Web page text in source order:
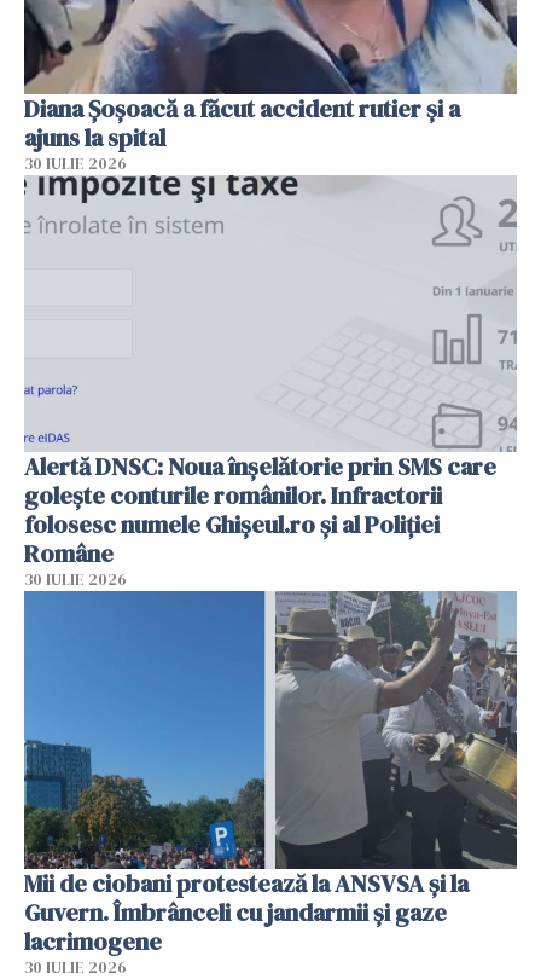
Diana Șoșoacă a făcut accident rutier și a
ajuns la spital
30 IULIE 2026
Alertă DNSC: Noua înșelătorie prin SMS care
golește conturile românilor. Infractorii
folosesc numele Ghișeul.ro și al Poliției
Române
30 IULIE 2026
Mii de ciobani protestează la ANSVSA și la
Guvern. Îmbrânceli cu jandarmii și gaze
lacrimogene
30 IULIE 2026